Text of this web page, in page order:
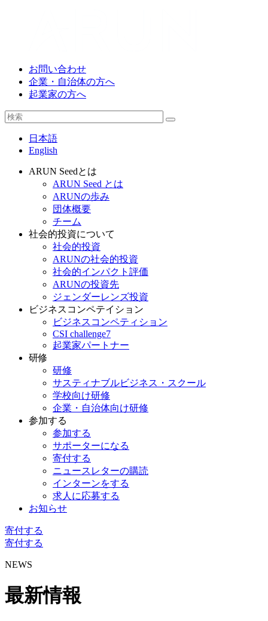
お問い合わせ
企業・自治体の方へ
起業家の方へ
日本語
English
ARUN Seedとは
ARUN Seed とは
ARUNの歩み
団体概要
チーム
社会的投資について
社会的投資
ARUNの社会的投資
社会的インパクト評価
ARUNの投資先
ジェンダーレンズ投資
ビジネスコンペテイション
ビジネスコンペティション
CSI challenge7
起業家パートナー
研修
研修
サスティナブルビジネス・スクール
学校向け研修
企業・自治体向け研修
参加する
参加する
サポーターになる
寄付する
ニュースレターの購読
インターンをする
求人に応募する
お知らせ
寄付する
寄付する
NEWS
最新情報